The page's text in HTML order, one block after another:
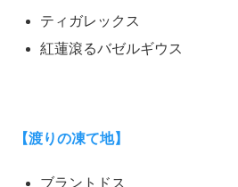
ティガレックス
紅蓮滾るバゼルギウス
【渡りの凍て地】
ブラントドス